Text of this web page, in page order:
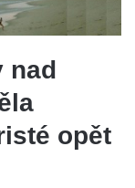
nad
opět